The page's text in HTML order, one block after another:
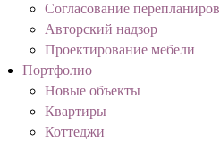
Согласование
Авторский надзор
Проектирование мебели
Портфолио
Новые объекты
Квартиры
Коттеджи